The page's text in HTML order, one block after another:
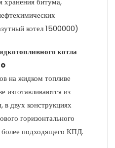
котел 1500000)
котла
на жидком топливе
изготавливаются из
в двух конструкциях
горизонтального
более подходящего КПД.